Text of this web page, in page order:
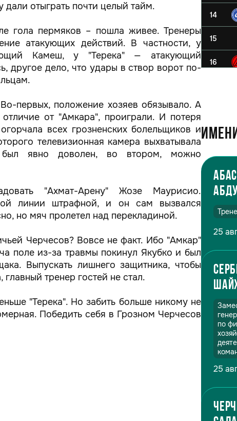
14
15
16
25
по
25
дали отыграть почти целый тайм.
гола пермяков – пошла живее. Тренеры
атакующих действий. В частности, у
Камеш, у "Терека" — атакующий
другое дело, что удары в створ ворот по-
первых, положение хозяев обязывало. А
от "Амкара", проиграли. И потеря
всех грозненских болельщиков и
телевизионная камера выхватывала
явно доволен, во втором, можно
"Ахмат-Арену" Жозе Маурисио.
линии штрафной, и он сам вызвался
но мяч пролетел над перекладиной.
Черчесов? Вовсе не факт. Ибо "Амкар"
поле из-за травмы покинул Якубко и был
Выпускать лишнего защитника, чтобы
тренер гостей не стал.
"Терека". Но забить больше никому не
Победить себя в Грозном Черчесов